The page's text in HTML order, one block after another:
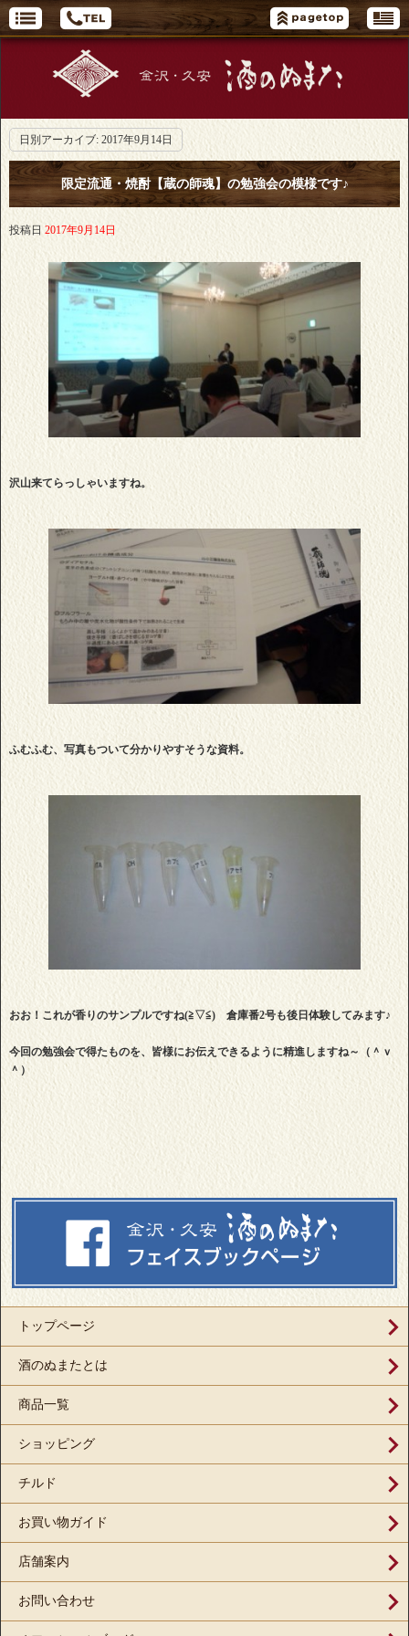
日別アーカイブ: 2017年9月14日
限定流通・焼酎【蔵の師魂】の勉強会の模様です♪
投稿日 2017年9月14日
沢山来てらっしゃいますね。
ふむふむ、写真もついて分かりやすそうな資料。
おお！これが香りのサンプルですね(≧▽≦) 倉庫番2号も後日体験してみます♪
今回の勉強会で得たものを、皆様にお伝えできるように精進しますね～（＾ｖ
＾）
トップページ
酒のぬまたとは
商品一覧
ショッピング
チルド
お買い物ガイド
店舗案内
お問い合わせ